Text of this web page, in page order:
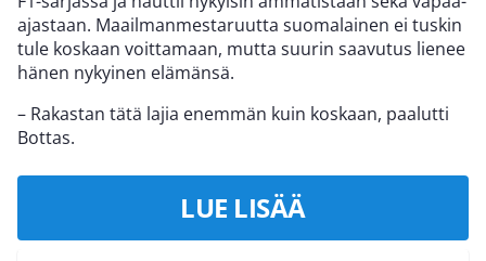
ajastaan. Maailmanmestaruutta suomalainen ei tuskin
tule koskaan voittamaan, mutta suurin saavutus lienee
hänen nykyinen elämänsä.
– Rakastan tätä lajia enemmän kuin koskaan, paalutti
Bottas.
LUE LISÄÄ